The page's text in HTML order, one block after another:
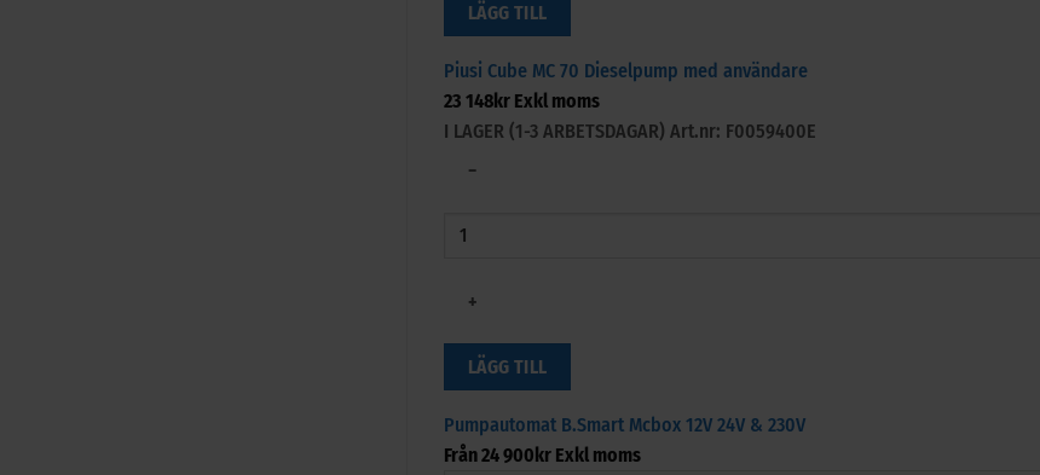
LÄGG TILL
Piusi Cube MC 70 Dieselpump med användare
23 148kr Exkl moms
I LAGER (1-3 ARBETSDAGAR) Art.nr: F0059400E
−
+
LÄGG TILL
Pumpautomat B.Smart Mcbox 12V 24V & 230V
Från24 900kr Exkl moms